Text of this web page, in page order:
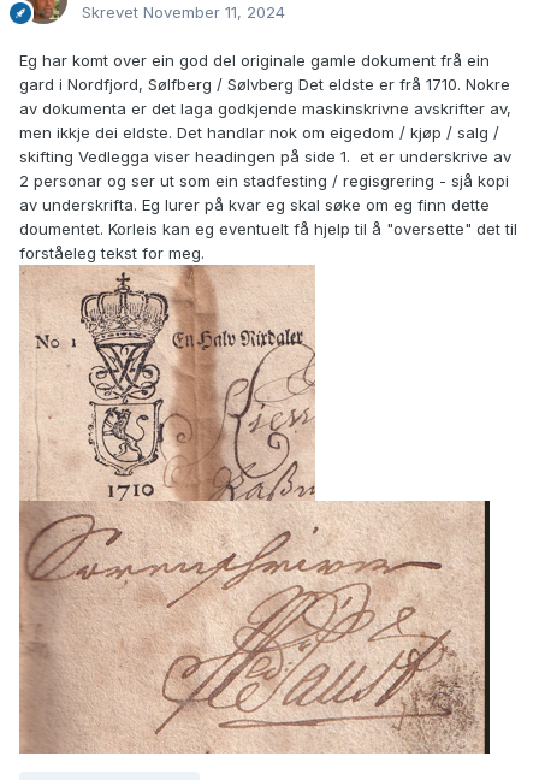
Skrevet November 11, 2024
Eg har komt over ein god del originale gamle dokument frå ein
gard i Nordfjord, Sølfberg / Sølvberg Det eldste er frå 1710. Nokre
av dokumenta er det laga godkjende maskinskrivne avskrifter av,
men ikkje dei eldste. Det handlar nok om eigedom / kjøp / salg /
skifting Vedlegga viser headingen på side 1. et er underskrive av
2 personar og ser ut som ein stadfesting / regisgrering - sjå kopi
av underskrifta. Eg lurer på kvar eg skal søke om eg finn dette
doumentet. Korleis kan eg eventuelt få hjelp til å "oversette" det til
forståeleg tekst for meg.